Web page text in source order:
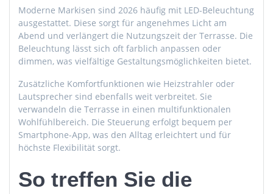
Moderne Markisen sind 2026 häufig mit LED-Beleuchtung
ausgestattet. Diese sorgt für angenehmes Licht am
Abend und verlängert die Nutzungszeit der Terrasse. Die
Beleuchtung lässt sich oft farblich anpassen oder
dimmen, was vielfältige Gestaltungsmöglichkeiten bietet.
Zusätzliche Komfortfunktionen wie Heizstrahler oder
Lautsprecher sind ebenfalls weit verbreitet. Sie
verwandeln die Terrasse in einen multifunktionalen
Wohlfühlbereich. Die Steuerung erfolgt bequem per
Smartphone-App, was den Alltag erleichtert und für
höchste Flexibilität sorgt.
So treffen Sie die